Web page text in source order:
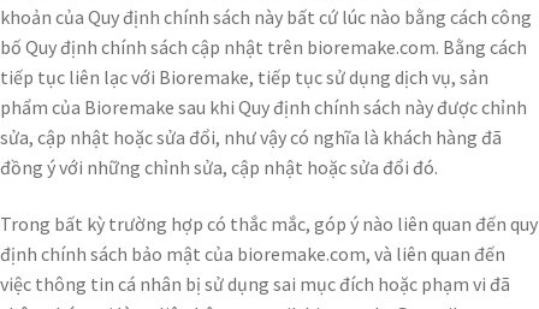
khoản của Quy định chính sách này bất cứ lúc nào bằng cách công
bố Quy định chính sách cập nhật trên bioremake.com. Bằng cách
tiếp tục liên lạc với Bioremake, tiếp tục sử dụng dịch vụ, sản
phẩm của Bioremake sau khi Quy định chính sách này được chỉnh
sửa, cập nhật hoặc sửa đổi, như vậy có nghĩa là khách hàng đã
đồng ý với những chỉnh sửa, cập nhật hoặc sửa đổi đó.
Trong bất kỳ trường hợp có thắc mắc, góp ý nào liên quan đến quy
định chính sách bảo mật của bioremake.com, và liên quan đến
việc thông tin cá nhân bị sử dụng sai mục đích hoặc phạm vi đã